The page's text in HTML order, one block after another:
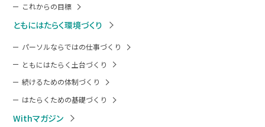
これからの目標
ともにはたらく環境づくり
パーソルならではの仕事づくり
ともにはたらく土台づくり
続けるための体制づくり
はたらくための基礎づくり
Withマガジン